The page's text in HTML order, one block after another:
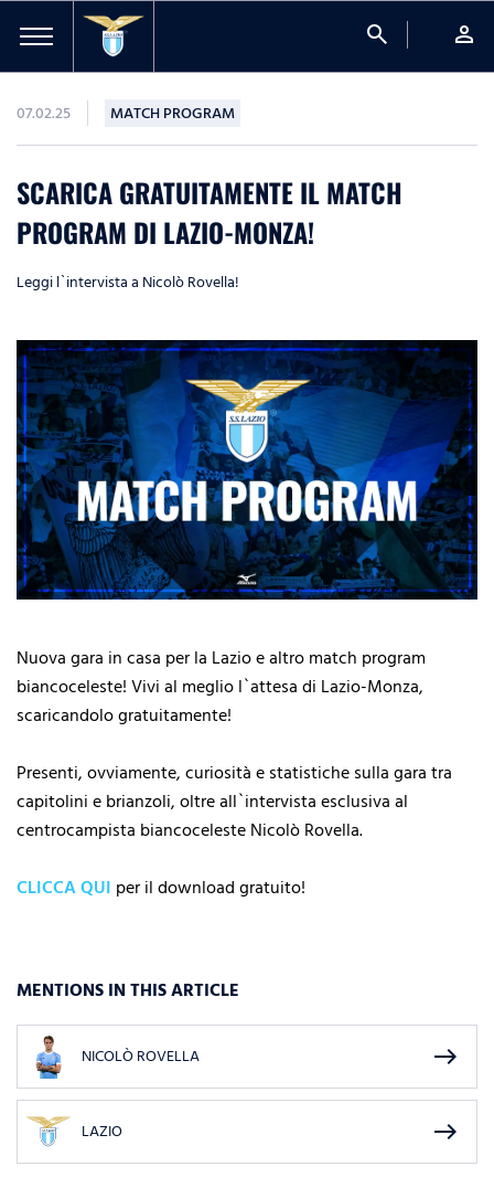
search person
07.02.25 MATCH PROGRAM
SCARICA GRATUITAMENTE IL MATCH
PROGRAM DI LAZIO-MONZA!
Leggi l`intervista a Nicolò Rovella!
Nuova gara in casa per la Lazio e altro match program
biancoceleste! Vivi al meglio l`attesa di Lazio-Monza,
scaricandolo gratuitamente!
Presenti, ovviamente, curiosità e statistiche sulla gara tra
capitolini e brianzoli, oltre all`intervista esclusiva al
centrocampista biancoceleste Nicolò Rovella.
CLICCA QUI per il download gratuito!
MENTIONS IN THIS ARTICLE
NICOLÒ ROVELLA east
LAZIO east